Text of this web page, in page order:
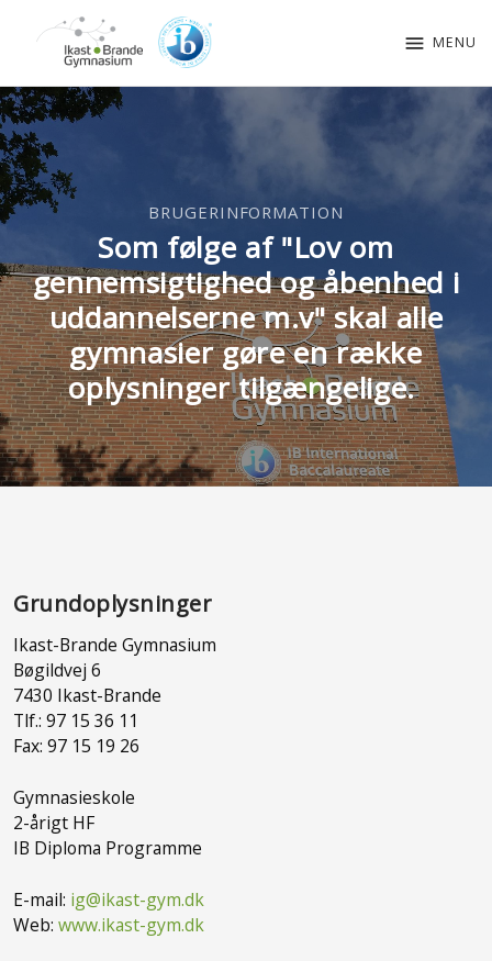
menu MENU
BRUGERINFORMATION
Som følge af "Lov om
gennemsigtighed og åbenhed i
uddannelserne m.v" skal alle
gymnasier gøre en række
oplysninger tilgængelige.
Grundoplysninger
Ikast-Brande Gymnasium
Bøgildvej 6
7430 Ikast-Brande
Tlf.: 97 15 36 11
Fax: 97 15 19 26
Gymnasieskole
2-årigt HF
IB Diploma Programme
E-mail: ig@ikast-gym.dk
Web:www.ikast-gym.dk